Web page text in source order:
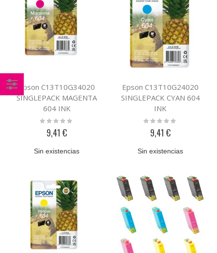
Epson C13T10G34020
SINGLEPACK MAGENTA
604 INK
Rating:
9,41 €
Sin existencias
Epson C13T10G24020
SINGLEPACK CYAN 604
INK
Rating:
9,41 €
Sin existencias
Comprar